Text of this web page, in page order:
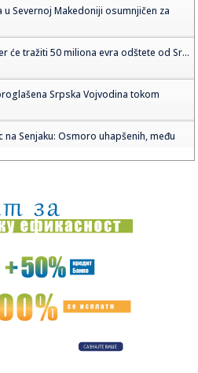
u Severnoj Makedoniji osumnjičen za
će tražiti 50 miliona evra odštete od Sr...
Srpska Vojvodina tokom
na Senjaku: Osmoro uhapšenih, među
zagrevanja stiže deceniju ranije, Srbija u
Srbija osumnjičene obaveštajce
Evrovizije: Poznato ko je sve u
VZ5